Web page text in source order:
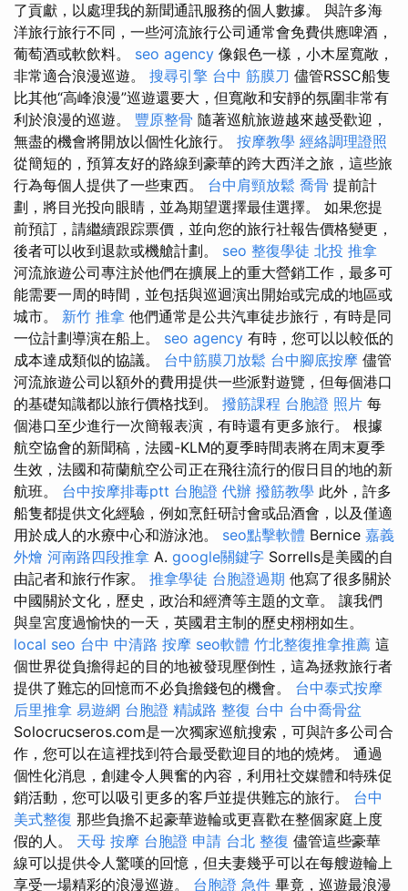
了貢獻，以處理我的新聞通訊服務的個人數據。 與許多海
洋旅行旅行不同，一些河流旅行公司通常會免費供應啤酒，
葡萄酒或軟飲料。 seo agency 像銀色一樣，小木屋寬敞，
非常適合浪漫巡遊。 搜尋引擎 台中 筋膜刀 儘管RSSC船隻
比其他“高峰浪漫”巡遊還要大，但寬敞和安靜的氛圍非常有
利於浪漫的巡遊。 豐原整骨 隨著巡航旅遊越來越受歡迎，
無盡的機會將開放以個性化旅行。 按摩教學 經絡調理證照
從簡短的，預算友好的路線到豪華的跨大西洋之旅，這些旅
行為每個人提供了一些東西。 台中肩頸放鬆 喬骨 提前計
劃，將目光投向眼睛，並為期望選擇最佳選擇。 如果您提
前預訂，請繼續跟踪票價，並向您的旅行社報告價格變更，
後者可以收到退款或機艙計劃。 seo 整復學徒 北投 推拿
河流旅遊公司專注於他們在擴展上的重大營銷工作，最多可
能需要一周的時間，並包括與巡迴演出開始或完成的地區或
城市。 新竹 推拿 他們通常是公共汽車徒步旅行，有時是同
一位計劃導演在船上。 seo agency 有時，您可以以較低的
成本達成類似的協議。 台中筋膜刀放鬆 台中腳底按摩 儘管
河流旅遊公司以額外的費用提供一些派對遊覽，但每個港口
的基礎知識都以旅行價格找到。 撥筋課程 台胞證 照片 每
個港口至少進行一次簡報表演，有時還有更多旅行。 根據
航空協會的新聞稿，法國-KLM的夏季時間表將在周末夏季
生效，法國和荷蘭航空公司正在飛往流行的假日目的地的新
航班。 台中按摩排毒ptt 台胞證 代辦 撥筋教學 此外，許多
船隻都提供文化經驗，例如烹飪研討會或品酒會，以及僅適
用於成人的水療中心和游泳池。 seo點擊軟體 Bernice 嘉義
外燴 河南路四段推拿 A. google關鍵字 Sorrells是美國的自
由記者和旅行作家。 推拿學徒 台胞證過期 他寫了很多關於
中國關於文化，歷史，政治和經濟等主題的文章。 讓我們
與皇宮度過愉快的一天，英國君主制的歷史栩栩如生。
local seo 台中 中清路 按摩 seo軟體 竹北整復推拿推薦 這
個世界從負擔得起的目的地被發現壓倒性，這為拯救旅行者
提供了難忘的回憶而不必負擔錢包的機會。 台中泰式按摩
后里推拿 易遊網 台胞證 精誠路 整復 台中 台中喬骨盆
Solocrucseros.com是一次獨家巡航搜索，可與許多公司合
作，您可以在這裡找到符合最受歡迎目的地的燒烤。 通過
個性化消息，創建令人興奮的內容，利用社交媒體和特殊促
銷活動，您可以吸引更多的客戶並提供難忘的旅行。 台中
美式整復 那些負擔不起豪華遊輪或更喜歡在整個家庭上度
假的人。 天母 按摩 台胞證 申請 台北 整復 儘管這些豪華
線可以提供令人驚嘆的回憶，但夫妻幾乎可以在每艘遊輪上
享受一場精彩的浪漫巡遊。 台胞證 急件 畢竟，巡遊最浪漫